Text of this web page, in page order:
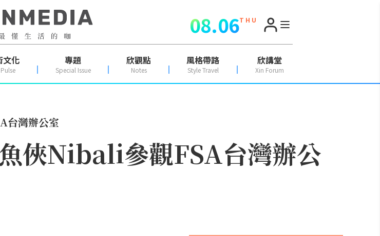
08.06T H U
文化 專題
Special Issue
欣觀點
Notes
風格帶路
Style Travel
欣講堂
Xin Forum
台灣辦公室
俠Nibali參觀FSA台灣辦公